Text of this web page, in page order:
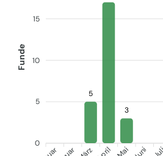
15
10
5
0
Funde
5
3
Mai